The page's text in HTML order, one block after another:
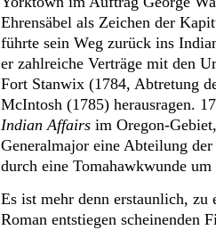
Ehrensäbel als Zeichen der
führte sein Weg zurück ins
er zahlreiche Verträge mit den
Fort Stanwix (1784, Abtretung
McIntosh (1785) herausragen.
Indian Affairs im Oregon-
Generalmajor eine Abteilung
durch eine Tomahawkwunde
Es ist mehr denn erstaunlich,
Roman entstiegen scheinenden